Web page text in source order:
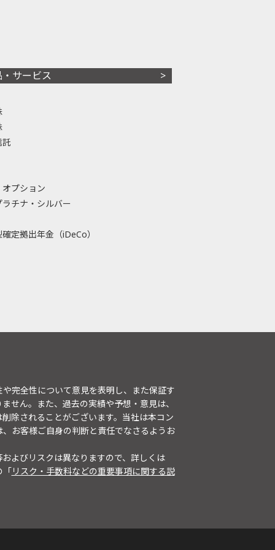
・サービス
託
プション
ラチナ・シルバー
定拠出年金（iDeCo）
完全性について意見を表明し、また保証す
せん。また、過去の実績や予想・意見は、
除されることがございます。当社は本コン
お客様ご自身の判断と責任でなさるようお
よびリスクは異なりますので、詳しくは
「リスク・手数料などの重要事項に関する説